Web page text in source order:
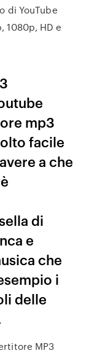
di YouTube
1080p, HD e
mp3
facile
a che
di
e
che
i
delle
MP3